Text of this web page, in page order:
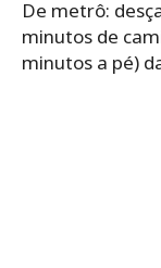
De metrô:
minutos de
minutos a pé)